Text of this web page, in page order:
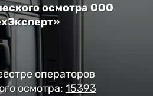
осмотра ООО
операторов
осмотра: 15393